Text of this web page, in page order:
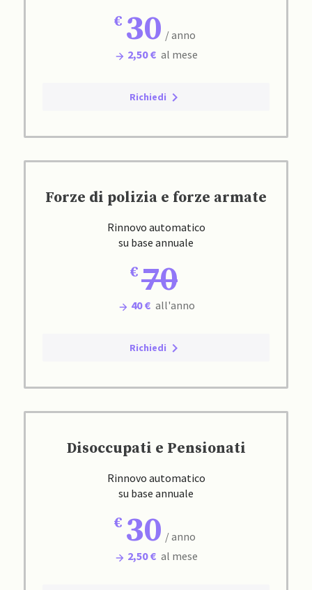
30 / anno
2,50 € al mese
Richiedi
Forze di polizia e forze armate
Rinnovo automatico
su base annuale
70
40 € all'anno
Richiedi
Disoccupati e Pensionati
Rinnovo automatico
su base annuale
30 / anno
2,50 € al mese